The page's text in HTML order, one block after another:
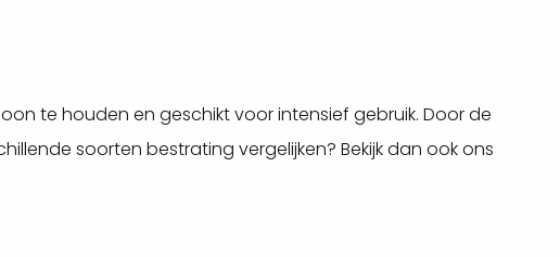
te houden en geschikt voor intensief gebruik. Door de
soorten bestrating vergelijken? Bekijk dan ook ons